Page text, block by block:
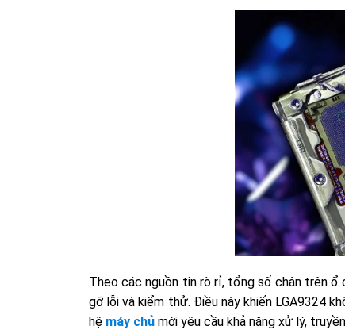
Theo các nguồn tin rò rỉ, tổng số chân trên
gỡ lỗi và kiểm thử. Điều này khiến LGA9324
hệ máy chủmới yêu cầu khả năng xử lý,